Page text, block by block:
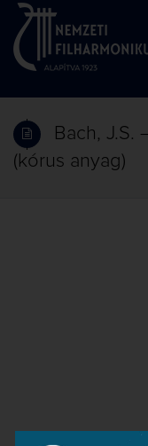
Bach, J.S.
(kórus anyag)